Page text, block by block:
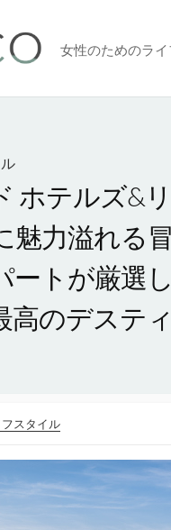
女性のためのラ
ホテルズ&
魅力溢れる
ートが厳選
高のデステ
スタイル